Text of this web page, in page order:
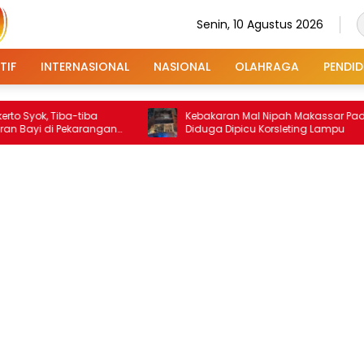
Senin, 10 Agustus 2026
INTERNASIONAL NASIONAL OLAHRAGA
tiba
Kebakaran Mal Nipah Makassar Padam,
Diduga Dipicu Korsleting Lampu